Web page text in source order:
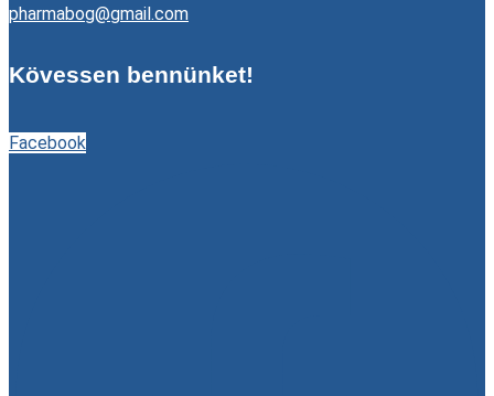
pharmabog@gmail.com
Kövessen bennünket!
Facebook